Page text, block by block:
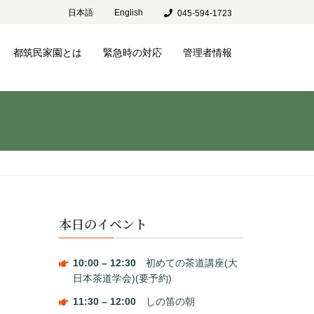
日本語 English 045-594-1723
都筑民家園とは 緊急時の対応 管理者情報
本日のイベント
10:00 – 12:30初めての茶道講座(大
日本茶道学会)(要予約)
11:30 – 12:00しの笛の朝